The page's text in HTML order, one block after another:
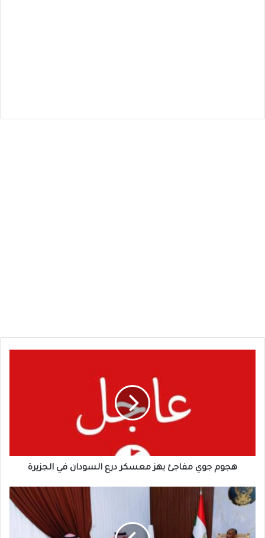
الجزيرة
هجوم جوي مفاجئ يهز معسكر درع السودان في الجزيرة
ملف
السودان
يعود
بقوة